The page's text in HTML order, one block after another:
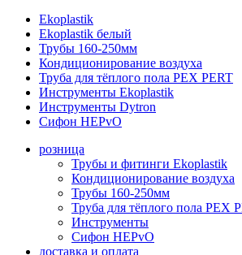
Ekoplastik
Ekoplastik белый
Трубы 160-250мм
Кондиционирование воздуха
Труба для тёплого пола PEX PERT
Инструменты Ekoplastik
Инструменты Dytron
Сифон HEPvO
розница
Трубы и фитинги Ekoplastik
Кондиционирование воздуха
Трубы 160-250мм
Труба для тёплого пола PEX
Инструменты
Сифон HEPvO
доставка и оплата